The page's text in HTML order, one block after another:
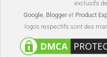
exclusifs
Google, Bloggeret Product
logos respectifs sont des